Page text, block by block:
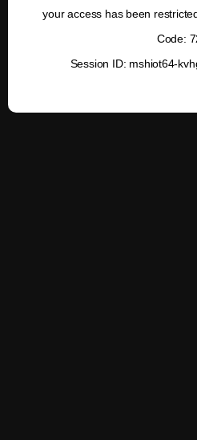
your access has been
Code:
Session ID: mshiot64-